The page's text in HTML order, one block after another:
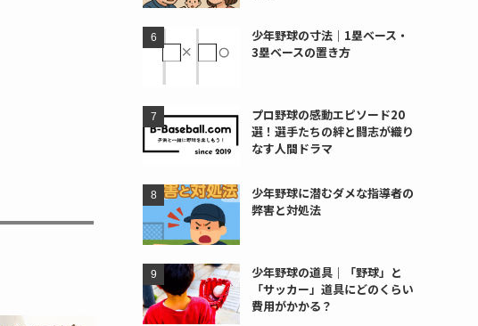
少年野球の寸法｜1塁ベース・
3塁ベースの置き方
プロ野球の感動エピソード20
選！選手たちの絆と闘志が織り
なす人間ドラマ
少年野球に潜むダメな指導者の
弊害と対処法
少年野球の道具｜「野球」と
「サッカー」道具にどのくらい
費用がかかる？